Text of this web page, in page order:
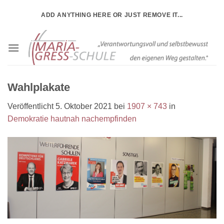
ADD ANYTHING HERE OR JUST REMOVE IT...
Wahlplakate
Veröffentlicht 5. Oktober 2021 bei 1907 × 743 in
Demokratie hautnah nachempfinden